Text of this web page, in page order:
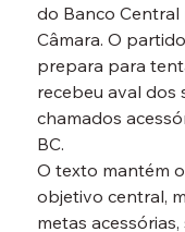
do Banco
Câmara. O
prepara para
recebeu aval dos
chamados
BC.
O texto mantém
objetivo central,
metas